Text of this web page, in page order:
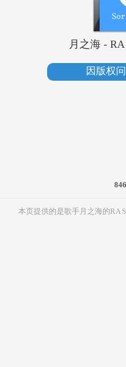
月之海 -
因版权
846
本页提供的是歌手月之海的RA